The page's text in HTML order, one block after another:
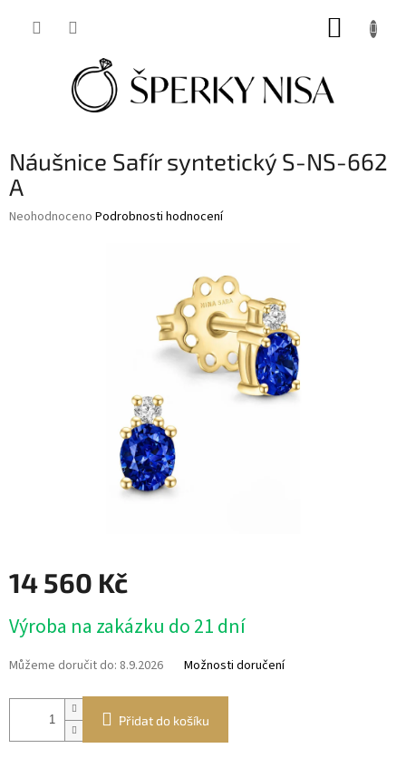
Náušnice Safír syntetický S-NS-662
A
Průměrné
Neohodnoceno Podrobnosti hodnocení
14 560 Kč
cena:
Výroba na zakázku do 21 dní
Můžeme doručit do: 8.9.2026 Možnosti doručení
Přidat do košíku